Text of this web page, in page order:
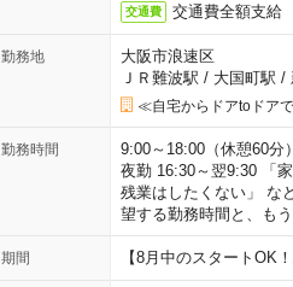
交通費 交通費全額支給
勤務地
大阪市浪速区
ＪＲ難波駅 / 大国町駅 /
≪自宅からドアtoドア
勤務時間
9:00～18:00（休憩60分
夜勤 16:30～翌9:30 「
残業はしたくない」 な
望する勤務時間と、も
期間 【8月中のスタートOK